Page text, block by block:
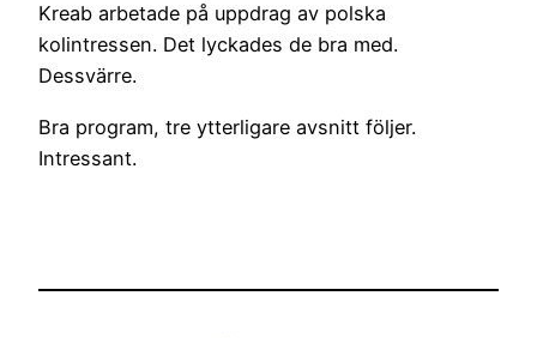
Kreab arbetade på uppdrag av polska
kolintressen. Det lyckades de bra med.
Dessvärre.
Bra program, tre ytterligare avsnitt följer.
Intressant.